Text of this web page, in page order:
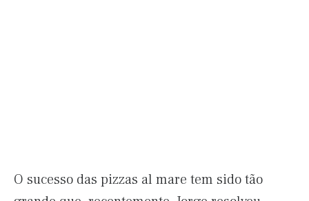
O sucesso das pizzas al mare tem sido tão